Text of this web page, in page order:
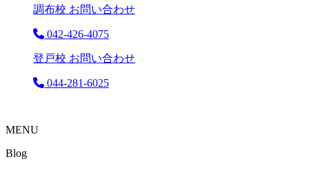
調布校 お問い合わせ
042-426-4075
登戸校 お問い合わせ
044-281-6025
MENU
Blog